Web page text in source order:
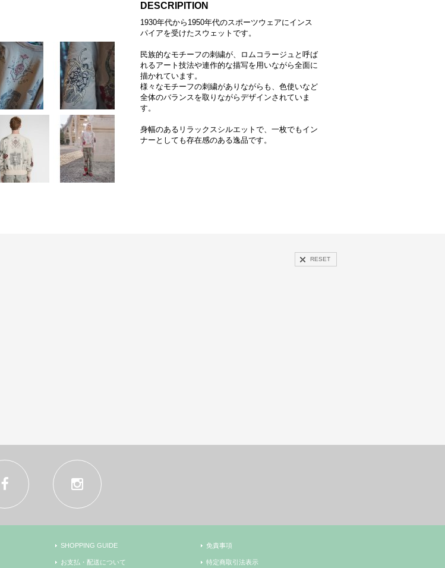
DESCRIPITION
1930年代から1950年代のスポーツウェアにインス
パイアを受けたスウェットです。
民族的なモチーフの刺繍が、ロムコラージュと呼ば
れるアート技法や連作的な描写を用いながら全面に
描かれています。
様々なモチーフの刺繍がありながらも、色使いなど
全体のバランスを取りながらデザインされていま
す。
身幅のあるリラックスシルエットで、一枚でもイン
ナーとしても存在感のある逸品です。
RESET
SHOPPING GUIDE
お支払・配送について
免責事項
特定商取引法表示